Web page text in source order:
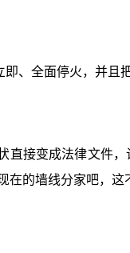
、全面停火，并且
接变成法律文件
的墙线分家吧，这